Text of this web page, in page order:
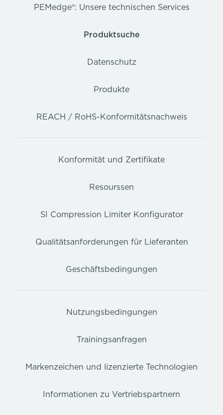
PEMedge®: Unsere technischen Services
Produktsuche
Datenschutz
Produkte
REACH / RoHS-Konformitätsnachweis
Konformität und Zertifikate
Resourssen
SI Compression Limiter Konfigurator
Qualitätsanforderungen für Lieferanten
Geschäftsbedingungen
Nutzungsbedingungen
Trainingsanfragen
Markenzeichen und lizenzierte Technologien
Informationen zu Vertriebspartnern